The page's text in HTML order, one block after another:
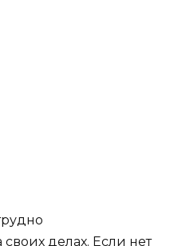
делах. Если нет